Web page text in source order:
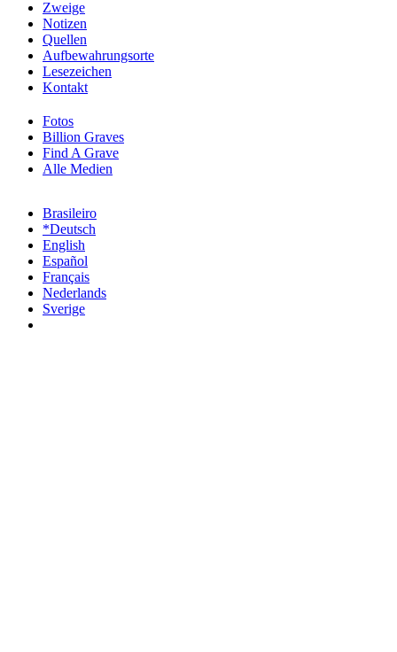
Fotos
Billion Graves
Find A Grave
Alle Medien
Zweige
Notizen
Quellen
Aufbewahrungsorte
Lesezeichen
Kontakt
Brasileiro
*Deutsch
English
Español
Français
Nederlands
Sverige